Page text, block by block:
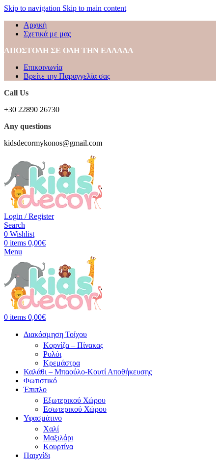
Skip to navigation Skip to main content
Αρχική
Σχετικά με μας
ΑΠΟΣΤΟΛΗ ΣΕ ΟΛΗ ΤΗΝ ΕΛΛΑΔΑ
Επικοινωνία
Βρείτε την Παραγγελία σας
Call Us
+30 22890 26730
Any questions
kidsdecormykonos@gmail.com
Login / Register
Search
0 Wishlist
0 items 0,00€
Menu
0 items 0,00€
Διακόσμηση Τοίχου
Κορνίζα – Πίνακας
Ρολόι
Κρεμάστρα
Καλάθι – Μπαούλο-Κουτί Αποθήκευσης
Φωτιστικό
Έπιπλο
Εξωτερικού Χώρου
Εσωτερικού Χώρου
Υφασμάτινο
Χαλί
Μαξιλάρι
Κουρτίνα
Παιχνίδι